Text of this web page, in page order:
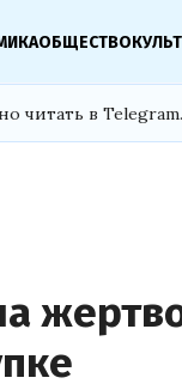
ОБЩЕСТВО
читать в Telegram.